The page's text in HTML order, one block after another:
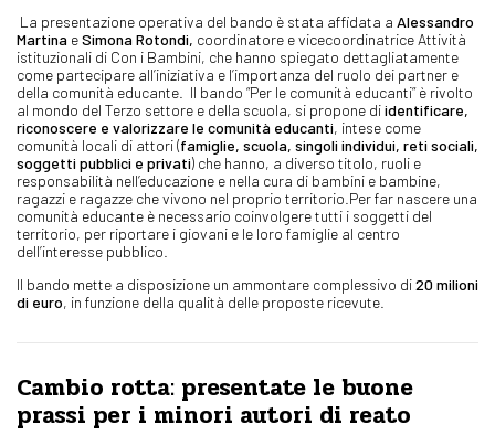
La presentazione operativa del bando è stata affidata a Alessandro
Martina eSimona Rotondi, coordinatore e vicecoordinatrice Attività
istituzionali di Con i Bambini, che hanno spiegato dettagliatamente
come partecipare all’iniziativa e l’importanza del ruolo dei partner e
della comunità educante. Il bando “Per le comunità educanti” è rivolto
al mondo del Terzo settore e della scuola, si propone diidentificare,
riconoscere e valorizzare le comunità educanti, intese come
comunità locali di attori (famiglie, scuola, singoli individui, reti sociali,
soggetti pubblici e privati) che hanno, a diverso titolo, ruoli e
responsabilità nell’educazione e nella cura di bambini e bambine,
ragazzi e ragazze che vivono nel proprio territorio.Per far nascere una
comunità educante è necessario coinvolgere tutti i soggetti del
territorio, per riportare i giovani e le loro famiglie al centro
dell’interesse pubblico.
Il bando mette a disposizione un ammontare complessivo di20 milioni
di euro, in funzione della qualità delle proposte ricevute.
Cambio rotta: presentate le buone
prassi per i minori autori di reato